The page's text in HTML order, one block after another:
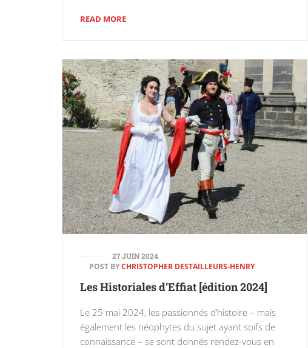
READ MORE
27 JUIN 2024
POST BYCHRISTOPHER DESTAILLEURS-HENRY
Les Historiales d’Effiat [édition 2024]
Le 25 mai 2024, les passionnés d’histoire – mais
également les néophytes du sujet ayant soifs de
connaissance – se sont donnés rendez-vous en